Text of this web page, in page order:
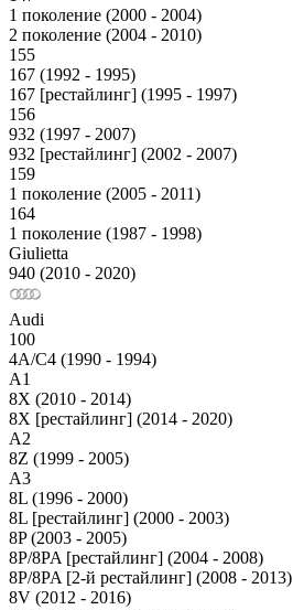
1 поколение (2000 - 2004)
2 поколение (2004 - 2010)
155
167 (1992 - 1995)
167 [рестайлинг] (1995 - 1997)
156
932 (1997 - 2007)
932 [рестайлинг] (2002 - 2007)
159
1 поколение (2005 - 2011)
164
1 поколение (1987 - 1998)
Giulietta
940 (2010 - 2020)
Audi
100
4A/C4 (1990 - 1994)
A1
8X (2010 - 2014)
8X [рестайлинг] (2014 - 2020)
A2
8Z (1999 - 2005)
A3
8L (1996 - 2000)
8L [рестайлинг] (2000 - 2003)
8P (2003 - 2005)
8P/8PA [рестайлинг] (2004 - 2008)
8P/8PA [2-й рестайлинг] (2008 - 2013)
8V (2012 - 2016)